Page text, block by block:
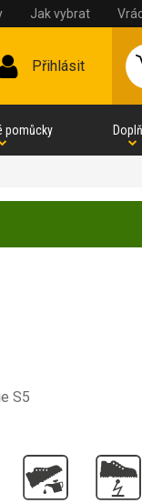
Jak vybrat
Přihlásit
pomůcky
S5